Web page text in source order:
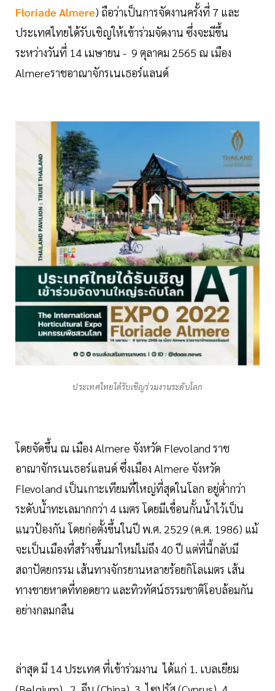
Floriade Almere) ถือว่าเป็นการจัดงานครั้งที่ 7 และ
ประเทศไทยได้รับเชิญให้เข้าร่วมจัดงาน ซึ่งจะมีขึ้น
ระหว่างวันที่ 14 เมษายน - 9 ตุลาคม 2565 ณ เมือง
Almereราชอาณาจักรเนเธอร์แลนด์
ประเทศไทยได้รับเชิญร่วมงานระดับโลก
โดยจัดขึ้น ณ เมือง Almere จังหวัด Flevoland ราช
อาณาจักรเนเธอร์แลนด์ ซึ่งเมือง Almere จังหวัด
Flevoland เป็นเกาะเทียมที่ใหญ่ที่สุดในโลก อยู่ต่ำกว่า
ระดับน้ำทะเลมากกว่า 4 เมตร โดยมีเขื่อนกั้นน้ำไว้เป็น
แนวป้องกัน โดยก่อตั้งขึ้นในปี พ.ศ. 2529 (ค.ศ. 1986) แม้
จะเป็นเมืองที่สร้างขึ้นมาใหม่ไม่ถึง 40 ปี แต่ที่นี้กลับมี
สถาปัตยกรรม เส้นทางจักรยานหลายร้อยกิโลเมตร เส้น
ทางชายหาดที่ทอดยาว และทิวทัศน์ธรรมชาติโอบล้อมกัน
อย่างกลมกลืน
ล่าสุด มี 14 ประเทศ ที่เข้าร่วมงาน ได้แก่ 1. เบลเยียม